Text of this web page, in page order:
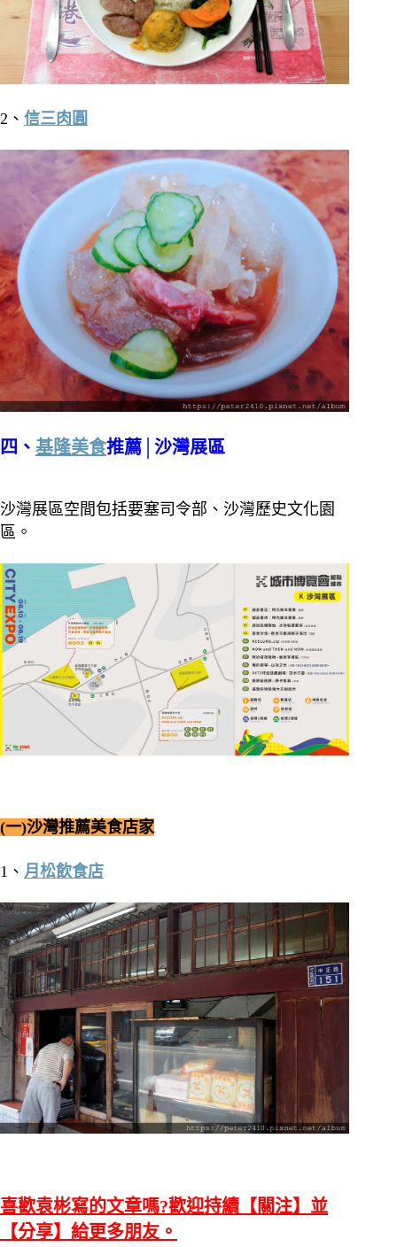
2、 信三肉圓
四、 基隆美食推薦│沙灣展區
沙灣展區空間包括要塞司令部、沙灣歷史文化園
區。
(一)沙灣推薦美食店家
1、 月松飲食店
喜歡袁彬寫的文章嗎?歡迎持續【關注】並
【分享】給更多朋友。